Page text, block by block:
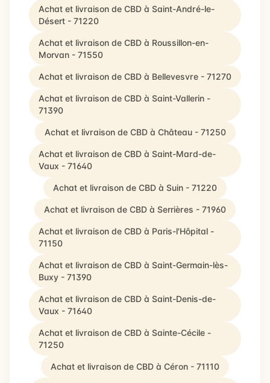
Achat et livraison de CBD à Saint-André-le-
Désert - 71220
Achat et livraison de CBD à Roussillon-en-
Morvan - 71550
Achat et livraison de CBD à Bellevesvre - 71270
Achat et livraison de CBD à Saint-Vallerin -
71390
Achat et livraison de CBD à Château - 71250
Achat et livraison de CBD à Saint-Mard-de-
Vaux - 71640
Achat et livraison de CBD à Suin - 71220
Achat et livraison de CBD à Serrières - 71960
Achat et livraison de CBD à Paris-l'Hôpital -
71150
Achat et livraison de CBD à Saint-Germain-lès-
Buxy - 71390
Achat et livraison de CBD à Saint-Denis-de-
Vaux - 71640
Achat et livraison de CBD à Sainte-Cécile -
71250
Achat et livraison de CBD à Céron - 71110